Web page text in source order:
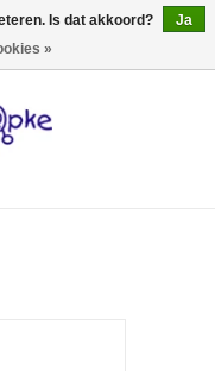
0 Artikelen - €0,00
Is dat akkoord?
Ja
»